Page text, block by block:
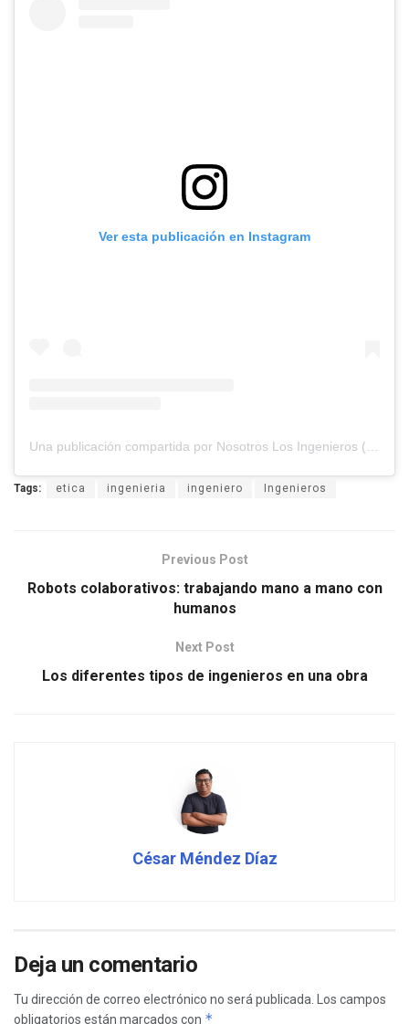
Ver esta publicación en Instagram
Una publicación compartida por Nosotros Los Ingenieros (@nosotros.los.ingenieros)
Tags: etica ingenieria ingeniero Ingenieros
Previous Post
Robots colaborativos: trabajando mano a mano con
humanos
Next Post
Los diferentes tipos de ingenieros en una obra
César Méndez Díaz
Deja un comentario
Tu dirección de correo electrónico no será publicada. Los campos
obligatorios están marcados con *